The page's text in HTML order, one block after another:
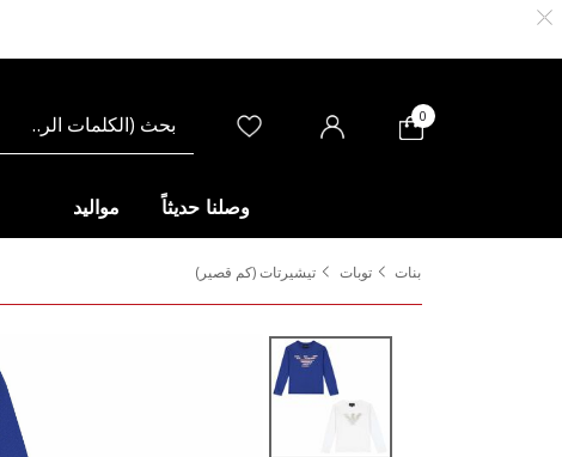
0
وصلنا حديثاً مواليد
بنات توبات
تيشيرتات (كم قصير)